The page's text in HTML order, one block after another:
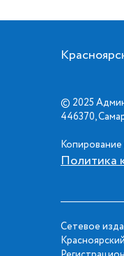
© 2025
446370,
Политика
Сетевое